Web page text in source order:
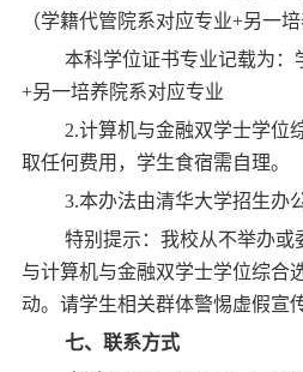
（学籍代管院系对应专业+另一
本科学位证书专业记载为：
+另一培养院系对应专业
2.计算机与金融双学士学位
取任何费用，学生食宿需自理。
3.本办法由清华大学招生办
特别提示：我校从不举办或
与计算机与金融双学士学位综合
动。请学生相关群体警惕虚假宣
七、联系方式